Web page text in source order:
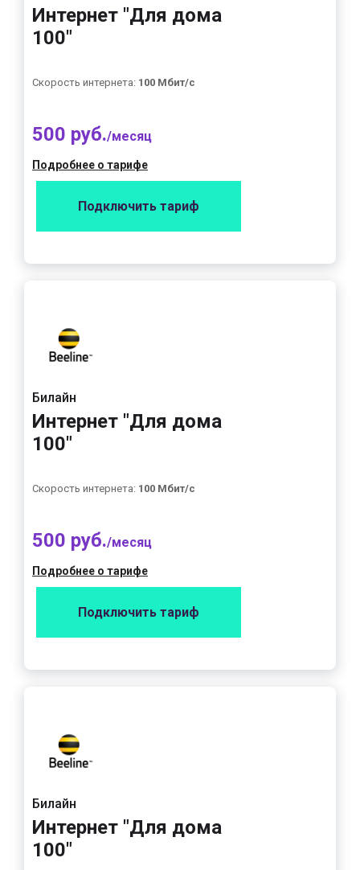
Интернет "Для дома
100"
Скорость интернета: 100 Мбит/с
500 руб./месяц
Подробнее о тарифе
Подключить тариф
Билайн
Интернет "Для дома
100"
Скорость интернета: 100 Мбит/с
500 руб./месяц
Подробнее о тарифе
Подключить тариф
Билайн
Интернет "Для дома
100"